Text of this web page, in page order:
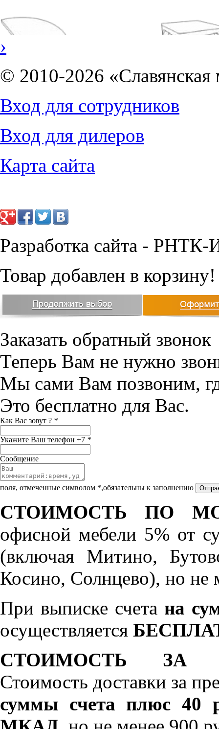
›
© 2010-2026 «Славянская
Вход для сотрудников
Вход для дилеров
Карта сайта
Разработка сайта - РНТК-
Товар добавлен в корзину!
Заказать обратный звонок
Теперь Вам не нужно
Мы сами Вам позвоним,
Это бесплатно для Вас.
Как Вас зовут ? *
Укажите Ваш телефон +7 *
Сообщение
поля, отмеченные символом *,обязательны к заполнению
СТОИМОСТЬ ПО
офисной мебели 5% от
(включая Митино,
Косино, Солнцево), но не
При выписке счета на
осуществляется
СТОИМОСТЬ ЗА
Стоимость доставки за
суммы счета плюс 40